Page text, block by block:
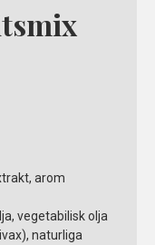
arom
vegetabilisk olja
naturliga